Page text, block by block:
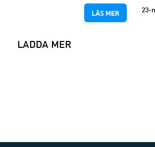
LÄS MER 23-
LADDA MER